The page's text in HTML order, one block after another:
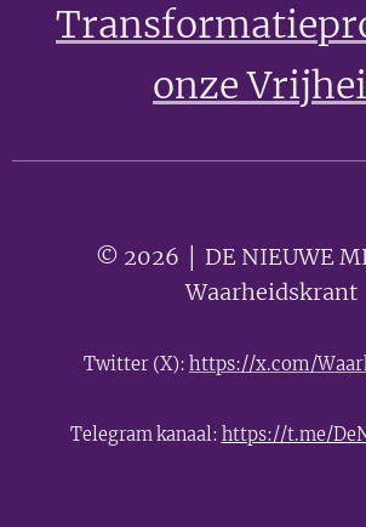
onze
© 2026 │ DE NIEUWE
Waarheidskrant
Twitter (X): https://x.com/
Telegram kanaal: https://t.me/